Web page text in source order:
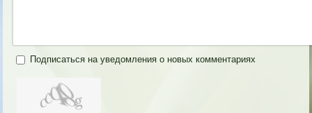
Подписаться на уведомления о новых комментариях